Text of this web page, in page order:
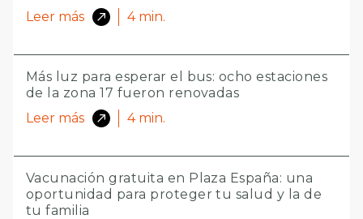
Leer más
4 min.
Más luz para esperar el bus: ocho estaciones
de la zona 17 fueron renovadas
Leer más
4 min.
Vacunación gratuita en Plaza España: una
oportunidad para proteger tu salud y la de
tu familia